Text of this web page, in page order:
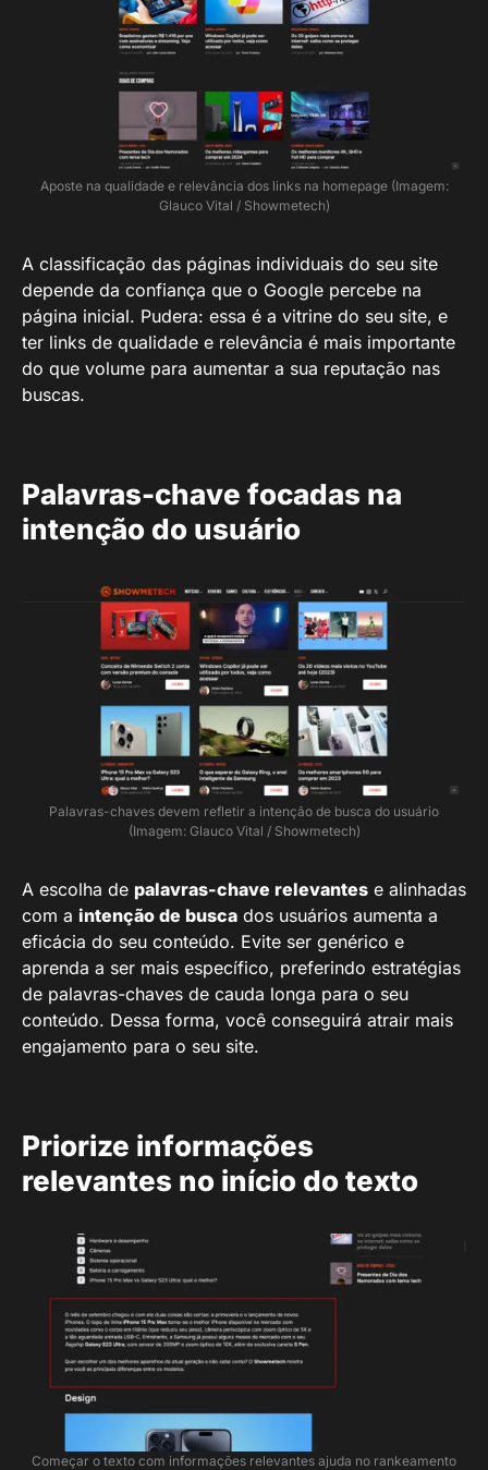
Aposte na qualidade e relevância dos links na homepage (Imagem:
Glauco Vital / Showmetech)
A classificação das páginas individuais do seu site
depende da confiança que o Google percebe na
página inicial. Pudera: essa é a vitrine do seu site, e
ter links de qualidade e relevância é mais importante
do que volume para aumentar a sua reputação nas
buscas.
Palavras-chave focadas na
intenção do usuário
Palavras-chaves devem refletir a intenção de busca do usuário
(Imagem: Glauco Vital / Showmetech)
A escolha de palavras-chave relevantes e alinhadas
com a intenção de busca dos usuários aumenta a
eficácia do seu conteúdo. Evite ser genérico e
aprenda a ser mais específico, preferindo estratégias
de palavras-chaves de cauda longa para o seu
conteúdo. Dessa forma, você conseguirá atrair mais
engajamento para o seu site.
Priorize informações
relevantes no início do texto
Começar o texto com informações relevantes ajuda no rankeamento